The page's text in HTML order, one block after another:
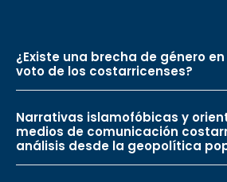
¿Existe una brecha de género
voto de los costarricenses?
Narrativas islamofóbicas y
medios de comunicación
análisis desde la geopolítica